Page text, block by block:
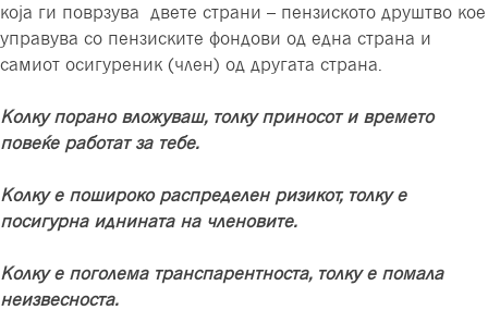
која ги поврзува двете страни – пензиското друштво кое
управува со пензиските фондови од една страна и
самиот осигуреник (член) од другата страна.
Колку порано вложуваш, толку приносот и времето
повеќе работат за тебе.
Колку е пошироко распределен ризикот, толку е
посигурна иднината на членовите.
Колку е поголема транспарентноста, толку е помала
неизвесноста.